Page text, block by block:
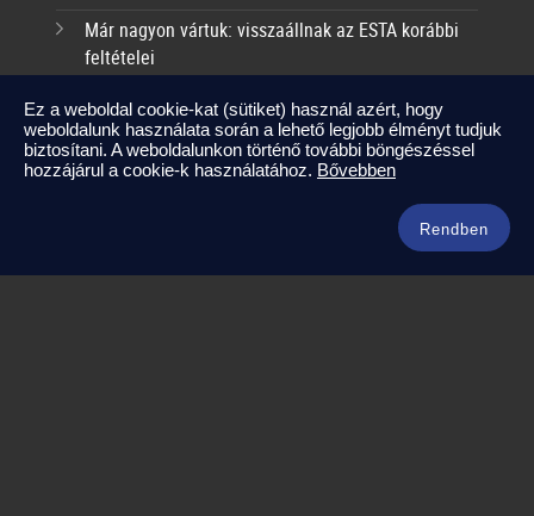
Már nagyon vártuk: visszaállnak az ESTA korábbi
feltételei
Kapcsolat
Ez a weboldal cookie-kat (sütiket) használ azért, hogy
weboldalunk használata során a lehető legjobb élményt tudjuk
biztosítani. A weboldalunkon történő további böngészéssel
hozzájárul a cookie-k használatához. Bővebben
Rendben